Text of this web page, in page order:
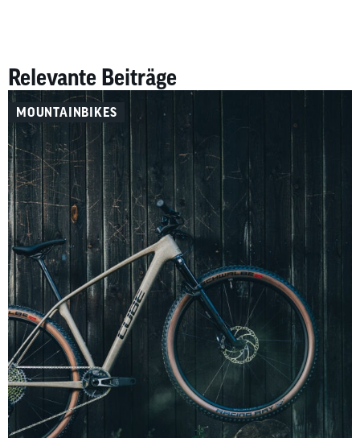
Relevante Beiträge
MOUNTAINBIKES